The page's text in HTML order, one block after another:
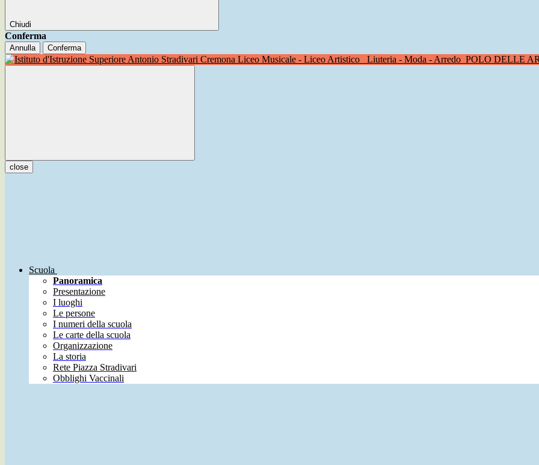
Chiudi
Conferma
Annulla Conferma
Liceo Musicale - Liceo Artistico Liuteria - Moda - Arredo POLO DELLE
close
Scuola
Panoramica
Presentazione
I luoghi
Le persone
I numeri della scuola
Le carte della scuola
Organizzazione
La storia
Rete Piazza Stradivari
Obblighi Vaccinali